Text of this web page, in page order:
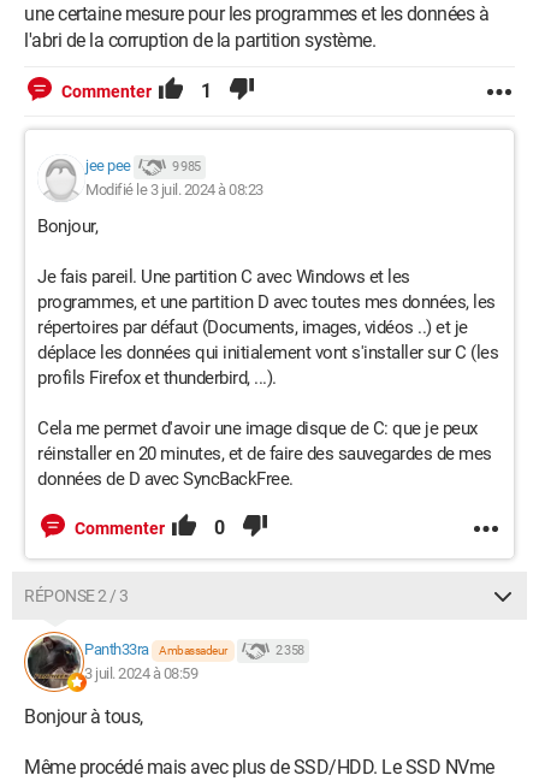
une certaine mesure pour les programmes et les données à
l'abri de la corruption de la partition système.
Commenter 1
jee pee 9 985
Modifié le 3 juil. 2024 à 08:23
Bonjour,
Je fais pareil. Une partition C avec Windows et les
programmes, et une partition D avec toutes mes données, les
répertoires par défaut (Documents, images, vidéos ..) et je
déplace les données qui initialement vont s'installer sur C (les
profils Firefox et thunderbird, ...).
Cela me permet d'avoir une image disque de C: que je peux
réinstaller en 20 minutes, et de faire des sauvegardes de mes
données de D avec SyncBackFree.
Commenter 0
RÉPONSE 2 / 3
Panth33ra Ambassadeur 2 358
3 juil. 2024 à 08:59
Bonjour à tous,
Même procédé mais avec plus de SSD/HDD. Le SSD NVme